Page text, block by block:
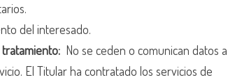
del interesado.
No se ceden o comunican datos a
El Titular ha contratado los servicios de